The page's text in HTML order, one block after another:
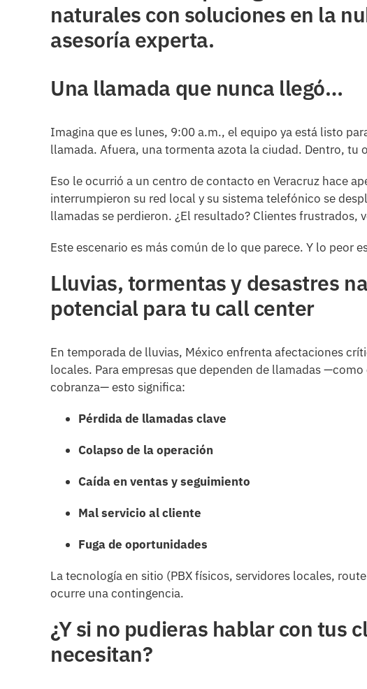
naturales con soluciones en la
asesoría experta.
Una llamada que nunca llegó…
Imagina que es lunes, 9:00 a.m., el equipo ya está listo
llamada. Afuera, una tormenta azota la ciudad. Dentro, tu
Eso le ocurrió a un centro de contacto en Veracruz hace
interrumpieron su red local y su sistema telefónico se
llamadas se perdieron. ¿El resultado? Clientes frustrados,
Este escenario es más común de lo que parece. Y lo peor
Lluvias, tormentas y desastres
potencial para tu call center
En temporada de lluvias, México enfrenta afectaciones
locales. Para empresas que dependen de llamadas
cobranza— esto significa:
Pérdida de llamadas clave
Colapso de la operación
Caída en ventas y seguimiento
Mal servicio al cliente
Fuga de oportunidades
La tecnología en sitio (PBX físicos, servidores locales,
ocurre una contingencia.
¿Y si no pudieras hablar con tus
necesitan?